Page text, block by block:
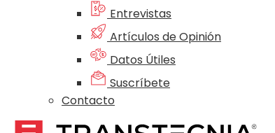
Entrevistas
Artículos de Opinión
Datos Útiles
Suscríbete
Contacto